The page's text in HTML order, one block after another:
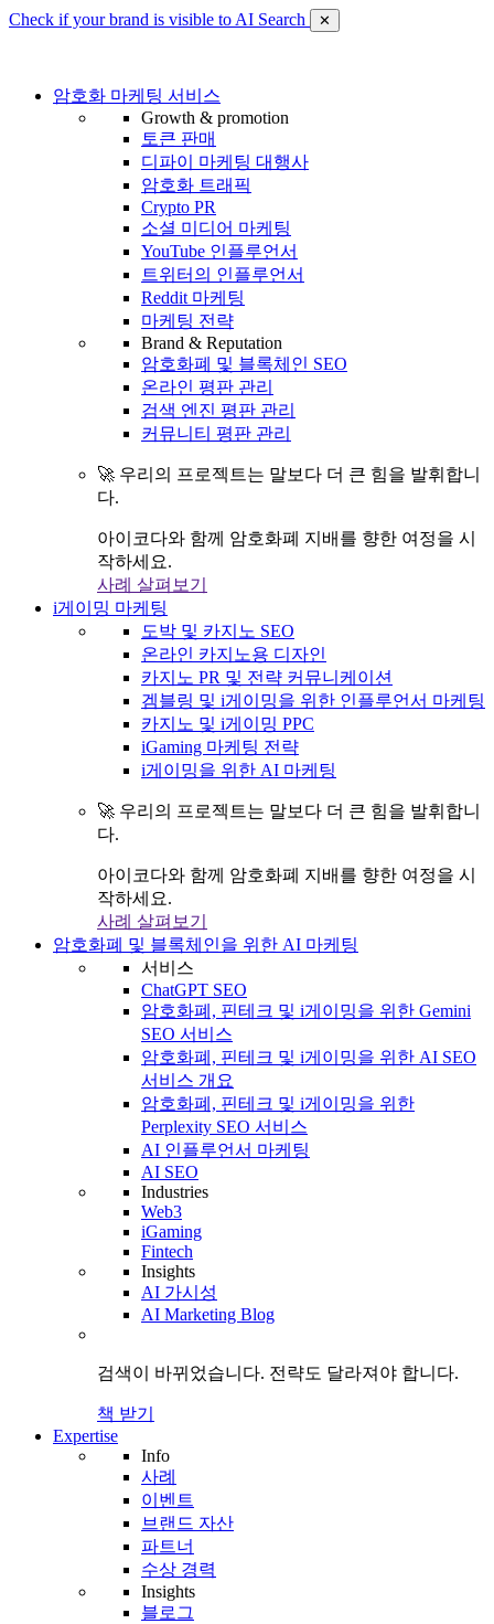
Check if your brand is visible to AI Search ✕
암호화 마케팅 서비스
Growth & promotion
토큰 판매
디파이 마케팅 대행사
암호화 트래픽
Crypto PR
소셜 미디어 마케팅
YouTube 인플루언서
트위터의 인플루언서
Reddit 마케팅
마케팅 전략
Brand & Reputation
암호화폐 및 블록체인 SEO
온라인 평판 관리
검색 엔진 평판 관리
커뮤니티 평판 관리
🚀 우리의 프로젝트는 말보다 더 큰 힘을 발휘합니
다.
아이코다와 함께 암호화폐 지배를 향한 여정을 시
작하세요.
사례 살펴보기
i게이밍 마케팅
도박 및 카지노 SEO
온라인 카지노용 디자인
카지노 PR 및 전략 커뮤니케이션
겜블링 및 i게이밍을 위한 인플루언서 마케팅
카지노 및 i게이밍 PPC
iGaming 마케팅 전략
i게이밍을 위한 AI 마케팅
🚀 우리의 프로젝트는 말보다 더 큰 힘을 발휘합니
다.
아이코다와 함께 암호화폐 지배를 향한 여정을 시
작하세요.
사례 살펴보기
암호화폐 및 블록체인을 위한 AI 마케팅
서비스
ChatGPT SEO
암호화폐, 핀테크 및 i게이밍을 위한 Gemini
SEO 서비스
암호화폐, 핀테크 및 i게이밍을 위한 AI SEO
서비스 개요
암호화폐, 핀테크 및 i게이밍을 위한
Perplexity SEO 서비스
AI 인플루언서 마케팅
AI SEO
Industries
Web3
iGaming
Fintech
Insights
AI 가시성
AI Marketing Blog
검색이 바뀌었습니다. 전략도 달라져야 합니다.
책 받기
Expertise
Info
사례
이벤트
브랜드 자산
파트너
수상 경력
Insights
블로그